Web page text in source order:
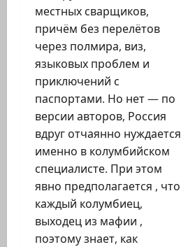
местных сварщиков,
причём без перелётов
через полмира, виз,
языковых проблем и
приключений с
паспортами. Но нет — по
версии авторов, Россия
вдруг отчаянно нуждается
именно в колумбийском
специалисте. При этом
явно предполагается , что
каждый колумбиец,
выходец из мафии ,
поэтому знает, как